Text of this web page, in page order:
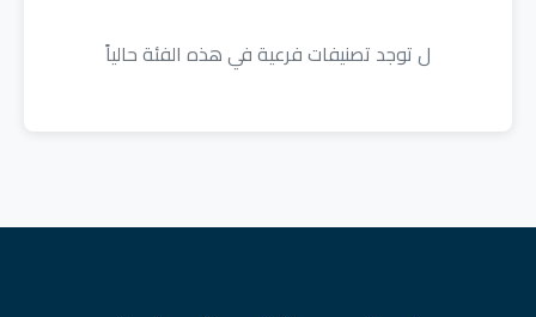
ل توجد تصنيفات فرعية في هذه الفئة حالياً